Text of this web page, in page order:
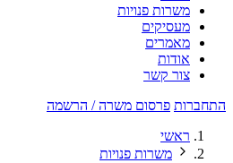
משרות פנויות
מעסיקים
מאמרים
אודות
צור קשר
התחברות פרסום משרה / הרשמה
ראשי
משרות פנויות